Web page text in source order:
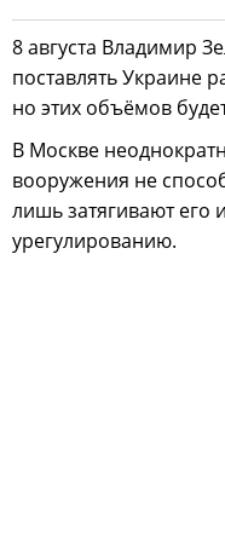
8 августа Владимир
поставлять Украине
но этих объёмов
В Москве
вооружения не
лишь затягивают
урегулированию.